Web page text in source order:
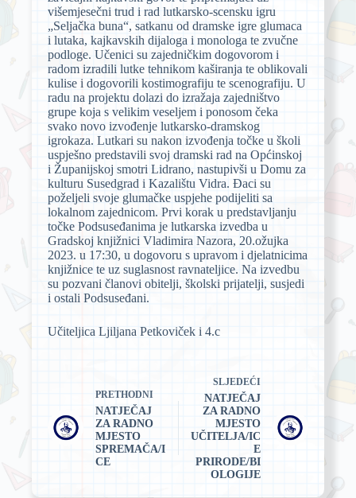
višemjesečni trud i rad lutkarsko-scensku igru
„Seljačka buna“, satkanu od dramske igre glumaca
i lutaka, kajkavskih dijaloga i monologa te zvučne
podloge. Učenici su zajedničkim dogovorom i
radom izradili lutke tehnikom kaširanja te oblikovali
kulise i dogovorili kostimografiju te scenografiju. U
radu na projektu dolazi do izražaja zajedništvo
grupe koja s velikim veseljem i ponosom čeka
svako novo izvođenje lutkarsko-dramskog
igrokaza. Lutkari su nakon izvođenja točke u školi
uspješno predstavili svoj dramski rad na Općinskoj
i Županijskoj smotri Lidrano, nastupivši u Domu za
kulturu Susedgrad i Kazalištu Vidra. Đaci su
poželjeli svoje glumačke uspjehe podijeliti sa
lokalnom zajednicom. Prvi korak u predstavljanju
točke Podsuseđanima je lutkarska izvedba u
Gradskoj knjižnici Vladimira Nazora, 20.ožujka
2023. u 17:30, u dogovoru s upravom i djelatnicima
knjižnice te uz suglasnost ravnateljice. Na izvedbu
su pozvani članovi obitelji, školski prijatelji, susjedi
i ostali Podsuseđani.
Učiteljica Ljiljana Petkoviček i 4.c
PRETHODNI
NATJEČAJ
ZA RADNO
MJESTO
SPREMAČA/I
CE
SLJEDEĆI
NATJEČAJ
ZA RADNO
MJESTO
UČITELJA/IC
E
PRIRODE/BI
OLOGIJE